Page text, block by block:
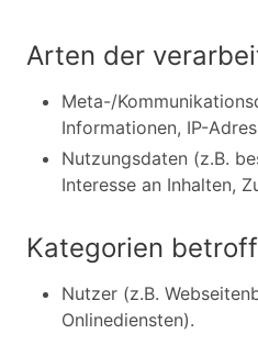
Arten der
Meta-/
Informationen, IP-
Nutzungsdaten (z.B.
Interesse an Inhalten,
Kategorien
Nutzer (z.B.
Onlinediensten).